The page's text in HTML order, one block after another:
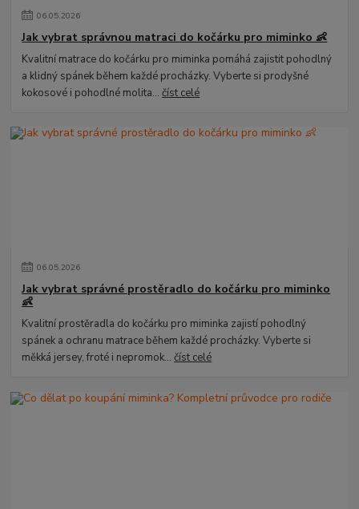
06.05.2026
Jak vybrat správnou matraci do kočárku pro miminko 👶
Kvalitní matrace do kočárku pro miminka pomáhá zajistit pohodlný
a klidný spánek během každé procházky. Vyberte si prodyšné
kokosové i pohodlné molita...číst celé
06.05.2026
Jak vybrat správné prostěradlo do kočárku pro miminko
👶
Kvalitní prostěradla do kočárku pro miminka zajistí pohodlný
spánek a ochranu matrace během každé procházky. Vyberte si
měkká jersey, froté i nepromok...číst celé